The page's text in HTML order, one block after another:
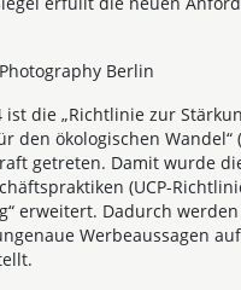
Berlin
ist die „Richtlinie zur
den ökologischen Wandel“
getreten. Damit wurde
(UCP-
erweitert. Dadurch
Werbeaussagen